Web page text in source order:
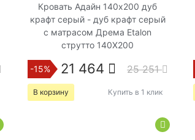
Кровать Адайн 140х200 дуб
крафт серый - дуб крафт серый
с матрасом Дрема Etalon
струтто 140Х200
-15% 21 464 25 251
В корзину Купить в 1 клик